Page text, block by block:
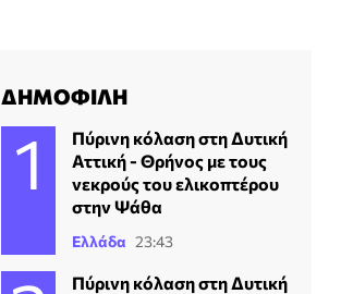
ΔΗΜΟΦΙΛΗ
Πύρινη κόλαση στη Δυτική
Αττική - Θρήνος με τους
νεκρούς του ελικοπτέρου
στην Ψάθα
Ελλάδα 23:43
Πύρινη κόλαση στη Δυτική